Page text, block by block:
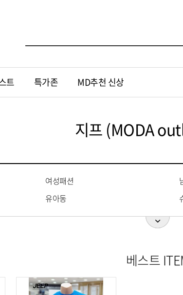
트 특가존 MD추천 신상
지프 (MODA
여성패션
유아동
베스트